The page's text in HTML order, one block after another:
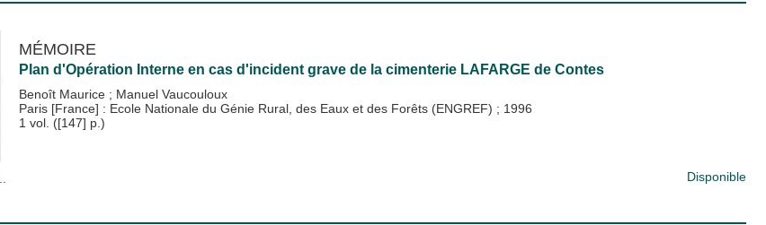
MÉMOIRE
Plan d'Opération Interne en cas d'incident grave de la cimenterie LAFARGE de Contes
Benoît Maurice ; Manuel Vaucouloux
Paris [France] : Ecole Nationale du Génie Rural, des Eaux et des Forêts (ENGREF) ; 1996
1 vol. ([147] p.)
Disponible